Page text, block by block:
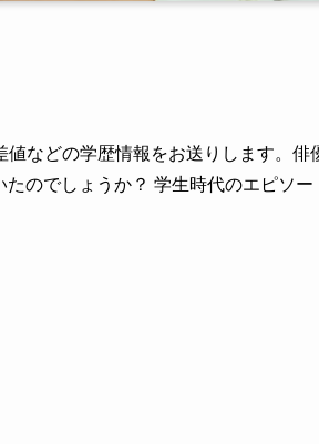
値などの学歴情報をお送りします。俳
のでしょうか？ 学生時代のエピソ